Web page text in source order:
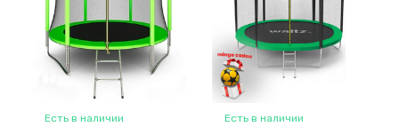
Есть в наличии Есть в наличии